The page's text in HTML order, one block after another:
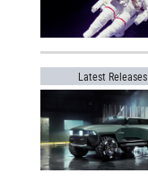
Latest Releases